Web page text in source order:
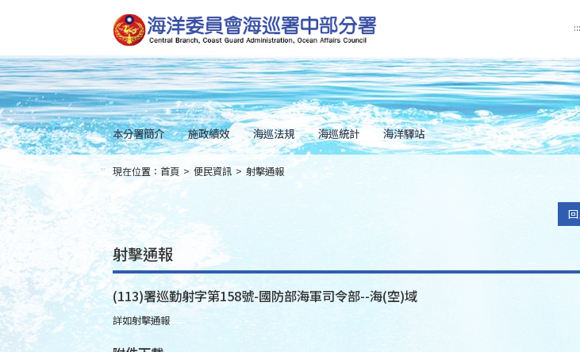
到
主
要
內
容
Skip
to
main
content
:::
本分署簡介 施政績效 海巡法規 海巡統計 海洋驛站
::: 現在位置： 首頁 > 便民資訊 > 射擊通報
射擊通報
(113)署巡勤射字第158號-國防部海軍司令部--海(空)域
詳如射擊通報